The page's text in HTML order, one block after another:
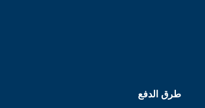
طرق الدفع